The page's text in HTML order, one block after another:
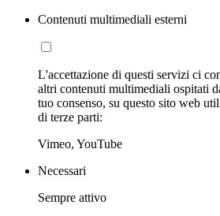
Contenuti multimediali esterni
L'accettazione di questi servizi ci
altri contenuti multimediali ospitati
tuo consenso, su questo sito web
di terze parti:
Vimeo, YouTube
Necessari
Sempre attivo